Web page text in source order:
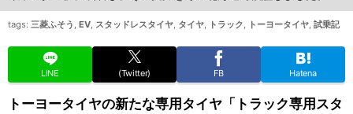
tags: 三菱ふそう , EV, スタッドレスタイヤ, タイヤ, トラック, トーヨータイヤ, 試乗記
LINE (Twitter) FB Hatena
トーヨータイヤの新たな専用タイヤ「トラック専用スタ